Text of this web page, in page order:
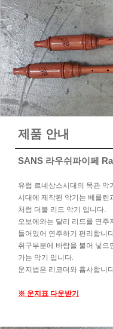
제품 안내
SANS 라우쉬파이페
유럽 르네상스시대의 목관 악
시대에 제작된 악기는 베를린
처럼 더블 리드 악기 입니다.
오보에와는 달리 리드를 연주
들어있어 연주하기 편리합니
취구부분에 바람을 불어 넣으
가는 악기 입니다.
운지법은 리코더와 흡사합니
※ 운지표 다운받기